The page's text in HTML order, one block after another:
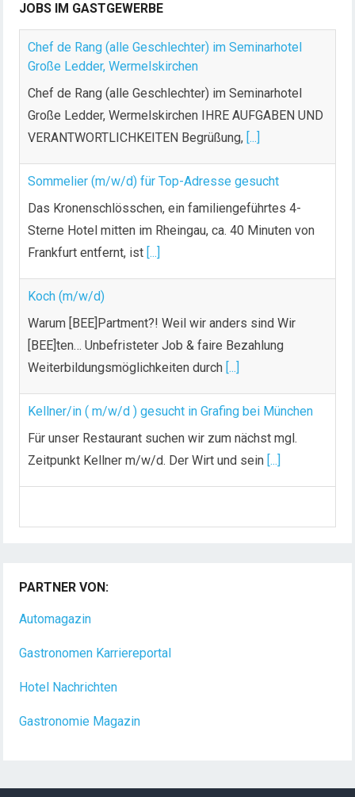
JOBS IM GASTGEWERBE
Chef de Rang (alle Geschlechter) im Seminarhotel
Große Ledder, Wermelskirchen
Chef de Rang (alle Geschlechter) im Seminarhotel
Große Ledder, Wermelskirchen IHRE AUFGABEN UND
VERANTWORTLICHKEITEN Begrüßung, [...]
Sommelier (m/w/d) für Top-Adresse gesucht
Das Kronenschlösschen, ein familiengeführtes 4-
Sterne Hotel mitten im Rheingau, ca. 40 Minuten von
Frankfurt entfernt, ist [...]
Koch (m/w/d)
Warum [BEE]Partment?! Weil wir anders sind Wir
[BEE]ten… Unbefristeter Job & faire Bezahlung
Weiterbildungsmöglichkeiten durch [...]
Kellner/in ( m/w/d ) gesucht in Grafing bei München
Für unser Restaurant suchen wir zum nächst mgl.
Zeitpunkt Kellner m/w/d. Der Wirt und sein [...]
Konstanz
liebst[...]
PARTNER VON:
Automagazin
Gastronomen Karriereportal
Hotel Nachrichten
Gastronomie Magazin